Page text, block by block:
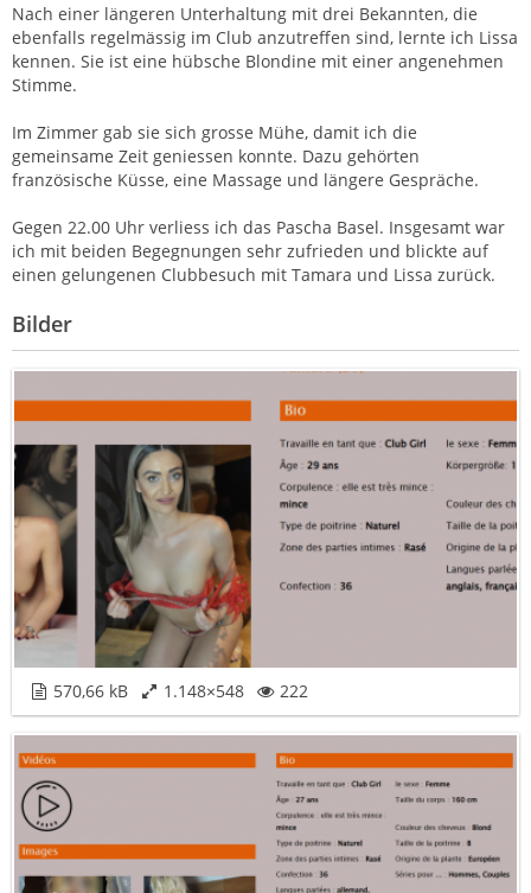
Nach einer längeren Unterhaltung mit drei Bekannten, die
ebenfalls regelmässig im Club anzutreffen sind, lernte ich Lissa
kennen. Sie ist eine hübsche Blondine mit einer angenehmen
Stimme.
Im Zimmer gab sie sich grosse Mühe, damit ich die
gemeinsame Zeit geniessen konnte. Dazu gehörten
französische Küsse, eine Massage und längere Gespräche.
Gegen 22.00 Uhr verliess ich das Pascha Basel. Insgesamt war
ich mit beiden Begegnungen sehr zufrieden und blickte auf
einen gelungenen Clubbesuch mit Tamara und Lissa zurück.
Bilder
570,66 kB 1.148×548 222